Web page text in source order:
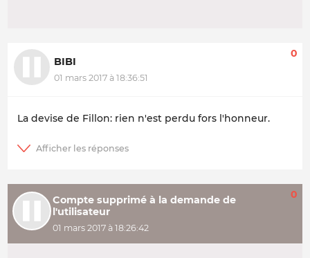
BIBI
01 mars 2017 à 18:36:51
0
La devise de Fillon: rien n'est perdu fors l'honneur.
Compte supprimé à la demande de
l'utilisateur
01 mars 2017 à 18:26:42
0